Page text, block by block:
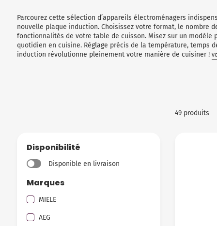
Parcourez cette sélection d’appareils électroménagers
nouvelle plaque induction. Choisissez votre format, le nombre
fonctionnalités de votre table de cuisson. Misez sur un
quotidien en cuisine. Réglage précis de la température, temps
induction révolutionne pleinement votre manière de cuisiner !
Disponibilité
Disponible en livraison
Marques
MIELE
AEG
49 produits